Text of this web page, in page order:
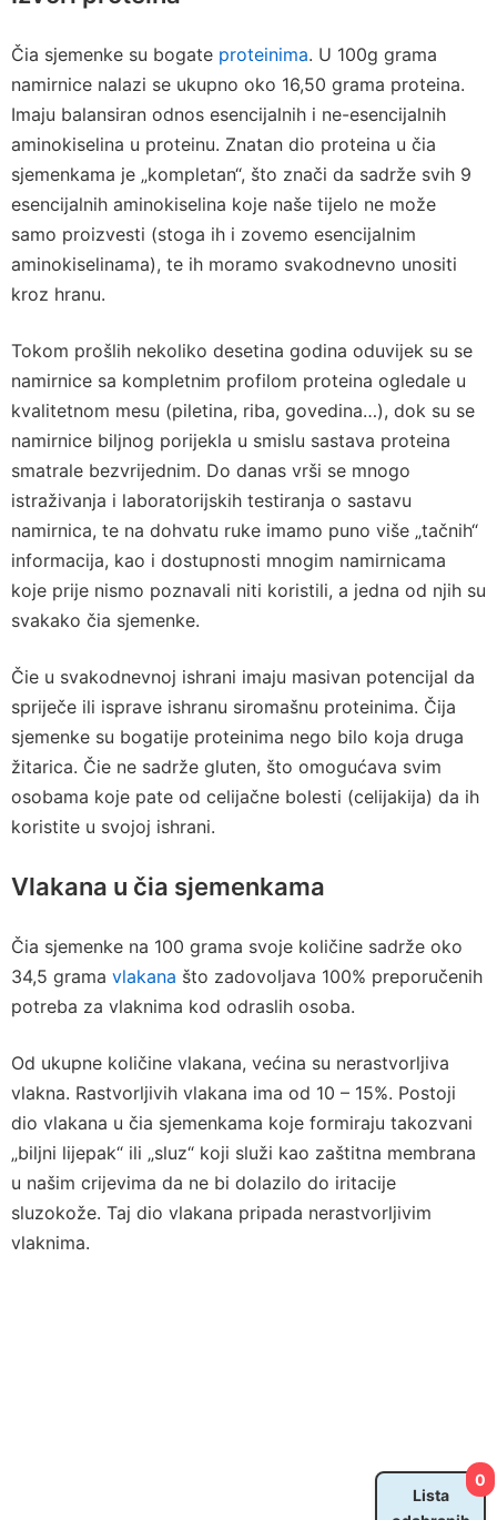
Čia sjemenke su bogate proteinima. U 100g grama
namirnice nalazi se ukupno oko 16,50 grama proteina.
Imaju balansiran odnos esencijalnih i ne-esencijalnih
aminokiselina u proteinu. Znatan dio proteina u čia
sjemenkama je „kompletan“, što znači da sadrže svih 9
esencijalnih aminokiselina koje naše tijelo ne može
samo proizvesti (stoga ih i zovemo esencijalnim
aminokiselinama), te ih moramo svakodnevno unositi
kroz hranu.
Tokom prošlih nekoliko desetina godina oduvijek su se
namirnice sa kompletnim profilom proteina ogledale u
kvalitetnom mesu (piletina, riba, govedina…), dok su se
namirnice biljnog porijekla u smislu sastava proteina
smatrale bezvrijednim. Do danas vrši se mnogo
istraživanja i laboratorijskih testiranja o sastavu
namirnica, te na dohvatu ruke imamo puno više „tačnih“
informacija, kao i dostupnosti mnogim namirnicama
koje prije nismo poznavali niti koristili, a jedna od njih su
svakako čia sjemenke.
Čie u svakodnevnoj ishrani imaju masivan potencijal da
spriječe ili isprave ishranu siromašnu proteinima. Čija
sjemenke su bogatije proteinima nego bilo koja druga
žitarica. Čie ne sadrže gluten, što omogućava svim
osobama koje pate od celijačne bolesti (celijakija) da ih
koristite u svojoj ishrani.
Vlakana u čia sjemenkama
Čia sjemenke na 100 grama svoje količine sadrže oko
34,5 grama vlakana što zadovoljava 100% preporučenih
potreba za vlaknima kod odraslih osoba.
Od ukupne količine vlakana, većina su nerastvorljiva
vlakna. Rastvorljivih vlakana ima od 10 – 15%. Postoji
dio vlakana u čia sjemenkama koje formiraju takozvani
„biljni lijepak“ ili „sluz“ koji služi kao zaštitna membrana
u našim crijevima da ne bi dolazilo do iritacije
sluzokože. Taj dio vlakana pripada nerastvorljivim
vlaknima.
0
Lista